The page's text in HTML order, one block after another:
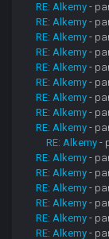
RE: Alkemy -
RE: Alkemy -
RE: Alkemy -
RE: Alkemy -
RE: Alkemy -
RE: Alkemy -
RE: Alkemy -
RE: Alkemy -
RE: Alkemy -
RE: Alkemy -
RE: Alkemy -
RE: Alkemy -
RE: Alkemy -
RE: Alkemy -
RE: Alkemy -
RE: Alkemy -